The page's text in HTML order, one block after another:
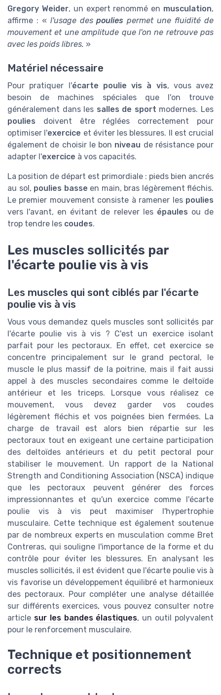
Gregory Weider, un expert renommé en musculation,
affirme : « l'usage despoulies permet une fluidité de
mouvement et une amplitude que l'on ne retrouve pas
avec les poids libres. »
Matériel nécessaire
Pour pratiquer l'écarte poulie vis à vis, vous avez
besoin de machines spéciales que l'on trouve
généralement dans les salles de sport modernes. Les
poulies doivent être réglées correctement pour
optimiser l'exercice et éviter les blessures. Il est crucial
également de choisir le bon niveau de résistance pour
adapter l'exercice à vos capacités.
La position de départ est primordiale : pieds bien ancrés
au sol, poulies basse en main, bras légèrement fléchis.
Le premier mouvement consiste à ramener les poulies
vers l'avant, en évitant de relever les épaules ou de
trop tendre les coudes.
Les muscles sollicités par
l'écarte poulie vis à vis
Les muscles qui sont ciblés par l'écarte
poulie vis à vis
Vous vous demandez quels muscles sont sollicités par
l'écarte poulie vis à vis ? C'est un exercice isolant
parfait pour les pectoraux. En effet, cet exercice se
concentre principalement sur le grand pectoral, le
muscle le plus massif de la poitrine, mais il fait aussi
appel à des muscles secondaires comme le deltoïde
antérieur et les triceps.
Lorsque vous réalisez ce
mouvement, vous devez garder vos coudes
légèrement fléchis et vos poignées bien fermées. La
charge de travail est alors bien répartie sur les
pectoraux tout en exigeant une certaine participation
des deltoïdes antérieurs et du petit pectoral pour
stabiliser le mouvement. Un rapport de la National
Strength and Conditioning Association (NSCA) indique
que les pectoraux peuvent générer des forces
impressionnantes et qu'un exercice comme l'écarte
poulie vis à vis peut maximiser l'hypertrophie
musculaire. Cette technique est également soutenue
par de nombreux experts en musculation comme Bret
Contreras, qui souligne l'importance de la forme et du
contrôle pour éviter les blessures. En analysant les
muscles sollicités, il est évident que l'écarte poulie vis à
vis favorise un développement équilibré et harmonieux
des pectoraux. Pour compléter une analyse détaillée
sur différents exercices, vous pouvez consulter notre
article sur les bandes élastiques, un outil polyvalent
pour le renforcement musculaire.
Technique et positionnement
corrects